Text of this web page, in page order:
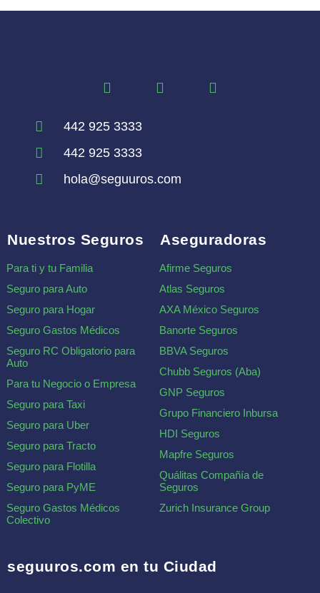
442 925 3333
442 925 3333
hola@seguuros.com
Nuestros Seguros
Para ti y tu Familia
Seguro para Auto
Seguro para Hogar
Seguro Gastos Médicos
Seguro RC Obligatorio para
Auto
Para tu Negocio o Empresa
Seguro para Taxi
Seguro para Uber
Seguro para Tracto
Seguro para Flotilla
Seguro para PyME
Seguro Gastos Médicos
Colectivo
Aseguradoras
Afirme Seguros
Atlas Seguros
AXA México Seguros
Banorte Seguros
BBVA Seguros
Chubb Seguros (Aba)
GNP Seguros
Grupo Financiero Inbursa
HDI Seguros
Mapfre Seguros
Quálitas Compañía de
Seguros
Zurich Insurance Group
seguuros.com en tu Ciudad